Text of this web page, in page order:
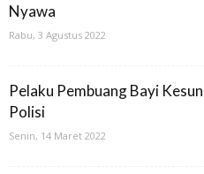
Nyawa
Rabu, 3 Agustus 2022
Pelaku Pembuang Bayi
Polisi
Senin, 14 Maret 2022